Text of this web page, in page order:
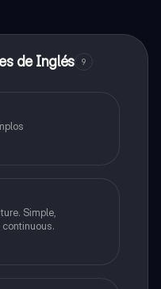
de Inglés 9
Simple,